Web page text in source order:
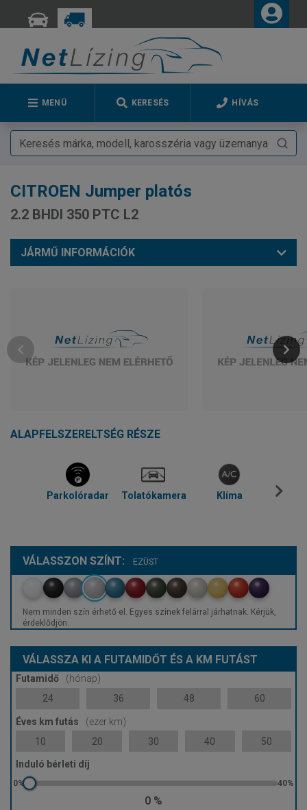
MENÜ KERESÉS HÍVÁS
CITROEN Jumper platós
2.2 BHDI 350 PTC L2
JÁRMŰ INFORMÁCIÓK
ALAPFELSZERELTSÉG RÉSZE
Parkolóradar Tolatókamera Klíma
VÁLASSZON SZÍNT: EZÜST
Nem minden szín érhető el. Egyes színek felárral járhatnak. Kérjük,
érdeklődjön.
VÁLASSZA KI A FUTAMIDŐT ÉS A KM FUTÁST
Futamidő
(hónap)
24
36 48 60
Éves km futás
(ezer km)
10
20 30 40 50
Induló bérleti díj
0 %